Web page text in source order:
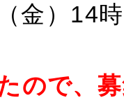
金）14
ので、